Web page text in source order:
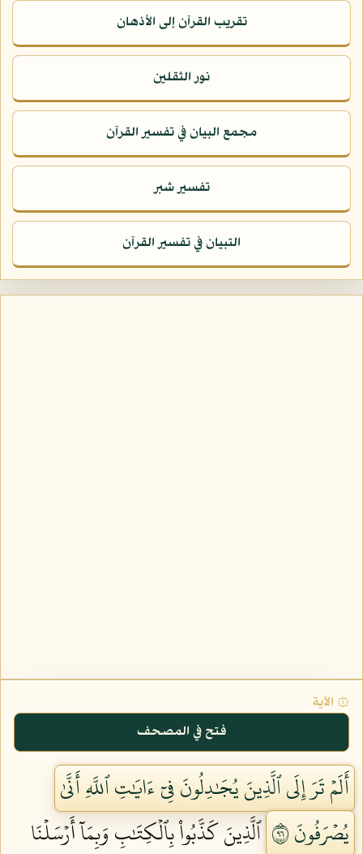
تقريب القرآن إلى الأذهان
نور الثقلين
مجمع البيان في تفسير القرآن
تفسير شبر
التبيان في تفسير القرآن
۞ الآية
فتح في المصحف
أَلَمۡ تَرَ إِلَى ٱلَّذِينَ يُجَٰدِلُونَ فِيٓ ءَايَٰتِ ٱللَّهِ أَنَّىٰ
يُصۡرَفُونَ ٦٩
ٱلَّذِينَ كَذَّبُواْ بِٱلۡكِتَٰبِ وَبِمَآ أَرۡسَلۡنَا